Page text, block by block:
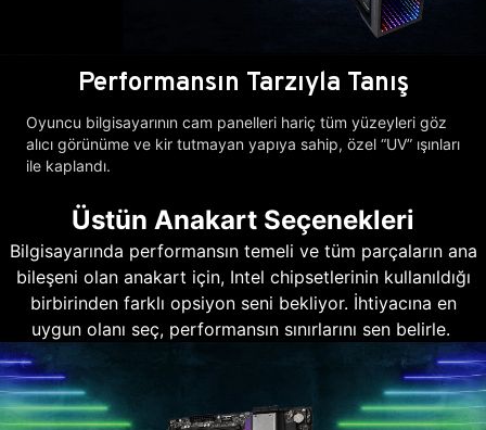
Performansın Tarzıyla Tanış
Oyuncu bilgisayarının cam panelleri hariç tüm yüzeyleri göz
alıcı görünüme ve kir tutmayan yapıya sahip, özel “UV” ışınları
ile kaplandı.
Üstün Anakart Seçenekleri
Bilgisayarında performansın temeli ve tüm parçaların ana
bileşeni olan anakart için, Intel chipsetlerinin kullanıldığı
birbirinden farklı opsiyon seni bekliyor. İhtiyacına en
uygun olanı seç, performansın sınırlarını sen belirle.